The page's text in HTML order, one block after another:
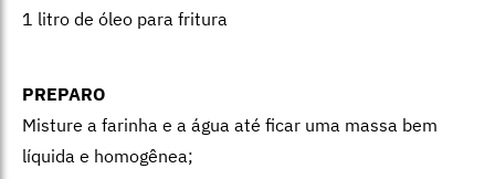
1 litro de óleo para fritura
PREPARO
Misture a farinha e a água até ficar uma massa bem
líquida e homogênea;